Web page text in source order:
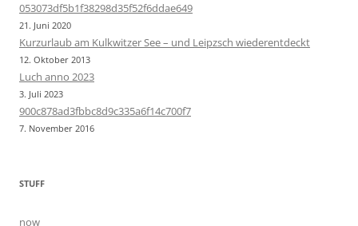
053073df5b1f38298d35f52f6ddae649
21. Juni 2020
Kurzurlaub am Kulkwitzer See – und Leipzsch wiederentdeckt
12. Oktober 2013
Luch anno 2023
3. Juli 2023
900c878ad3fbbc8d9c335a6f14c700f7
7. November 2016
STUFF
now